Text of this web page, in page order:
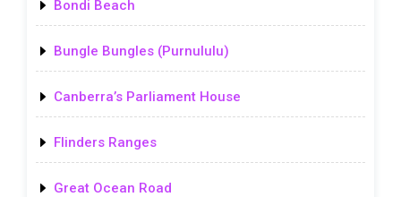
Bondi Beach
Bungle Bungles (Purnululu)
Canberra’s Parliament House
Flinders Ranges
Great Ocean Road